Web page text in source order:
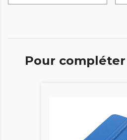
Pour